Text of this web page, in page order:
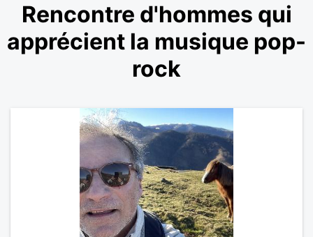
Rencontre d'hommes qui
apprécient la musique pop-
rock